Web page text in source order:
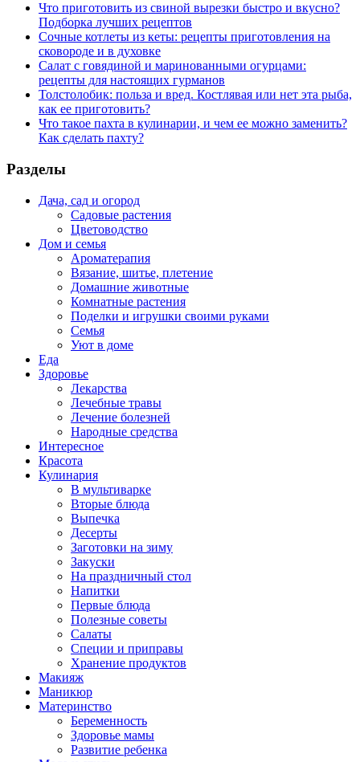
Что приготовить из свиной вырезки быстро и вкусно?
Подборка лучших рецептов
Сочные котлеты из кеты: рецепты приготовления на
сковороде и в духовке
Салат с говядиной и маринованными огурцами:
рецепты для настоящих гурманов
Толстолобик: польза и вред. Костлявая или нет эта рыба,
как ее приготовить?
Что такое пахта в кулинарии, и чем ее можно заменить?
Как сделать пахту?
Разделы
Дача, сад и огород
Садовые растения
Цветоводство
Дом и семья
Ароматерапия
Вязание, шитье, плетение
Домашние животные
Комнатные растения
Поделки и игрушки своими руками
Семья
Уют в доме
Еда
Здоровье
Лекарства
Лечебные травы
Лечение болезней
Народные средства
Интересное
Красота
Кулинария
В мультиварке
Вторые блюда
Выпечка
Десерты
Заготовки на зиму
Закуски
На праздничный стол
Напитки
Первые блюда
Полезные советы
Салаты
Специи и приправы
Хранение продуктов
Макияж
Маникюр
Материнство
Беременность
Здоровье мамы
Развитие ребенка